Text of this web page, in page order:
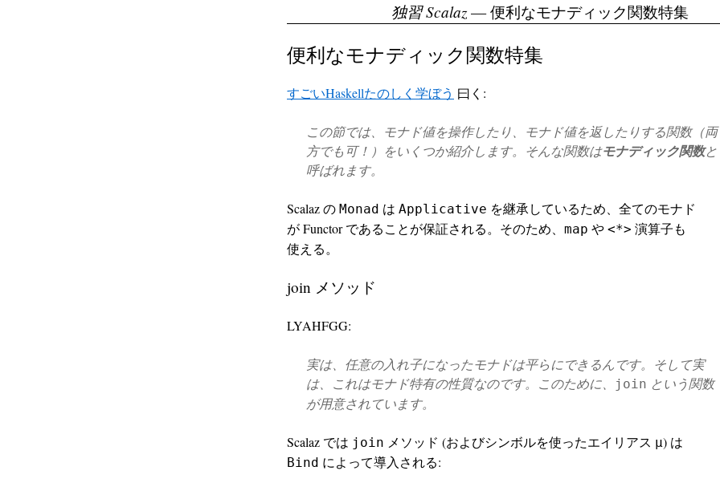
便利なモナディック関数特集
すごいHaskellたのしく学ぼう 曰く:
この節では、モナド値を操作したり、モナド値を返したりする関数（両
方でも可！）をいくつか紹介します。そんな関数はモナディック関数と
呼ばれます。
Scalaz の Monad は Applicative を継承しているため、全てのモナド
が Functor であることが保証される。そのため、 map や <*> 演算子も
使える。
join メソッド
LYAHFGG:
実は、任意の入れ子になったモナドは平らにできるんです。そして実
は、これはモナド特有の性質なのです。このために、
join という関数
が用意されています。
Scalaz では join メソッド (およびシンボルを使ったエイリアス μ) は
Bind によって導入される:
独習 Scalaz — 便利なモナディック関数特集